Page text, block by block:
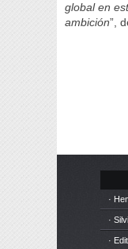
global en
ambición”,
·
·
·